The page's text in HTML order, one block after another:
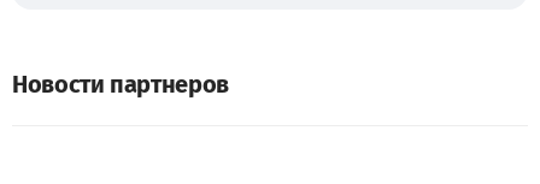
Новости партнеров